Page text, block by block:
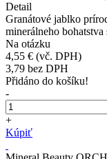
Detail
Granátové jablko
minerálneho
Na otázku
4,55 € (vč. DPH)
3,79 bez DPH
Přidáno do košíku!
-
+
Kúpiť